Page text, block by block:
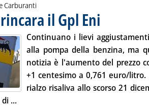
Carburanti
il Gpl Eni
Continuano i lievi
alla pompa della benzina, ma
notizia è l'aumento del prezzo
+1 centesimo a 0,761 euro/
rialzo risaliva allo scorso 21
...Leggi tutta la notizia: 'Carburanti,